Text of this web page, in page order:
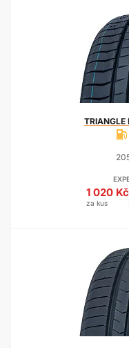
TRIANGLE
1 020 Kč
za kus